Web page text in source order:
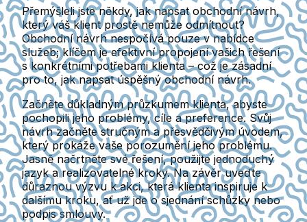
Přemýšleli jste někdy, jak napsat obchodní návrh,
který váš klient prostě nemůže odmítnout?
Obchodní návrh nespočívá pouze v nabídce
služeb; klíčem je efektivní propojení vašich řešení
s konkrétními potřebami klienta – což je zásadní
pro to, jak napsat úspěšný obchodní návrh.
Začněte důkladným průzkumem klienta, abyste
pochopili jeho problémy, cíle a preference. Svůj
návrh začněte stručným a přesvědčivým úvodem,
který prokáže vaše porozumění jeho problému.
Jasně načrtněte své řešení, použijte jednoduchý
jazyk a realizovatelné kroky. Na závěr uveďte
důraznou výzvu k akci, která klienta inspiruje k
dalšímu kroku, ať už jde o sjednání schůzky nebo
podpis smlouvy.